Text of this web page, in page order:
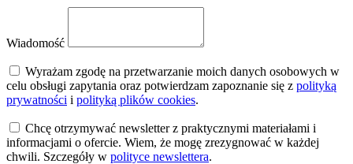
Wiadomość
Wyrażam zgodę na przetwarzanie moich danych osobowych w
celu obsługi zapytania oraz potwierdzam zapoznanie się z polityką
prywatności i polityką plików cookies.
Chcę otrzymywać newsletter z praktycznymi materiałami i
informacjami o ofercie. Wiem, że mogę zrezygnować w każdej
chwili. Szczegóły w polityce newslettera.